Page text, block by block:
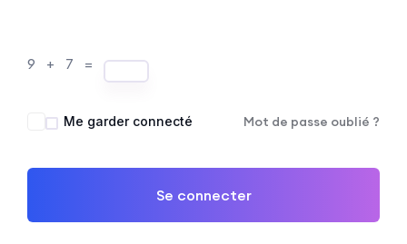
9 + 7 =
Me garder connecté Mot de passe oublié ?
Se connecter